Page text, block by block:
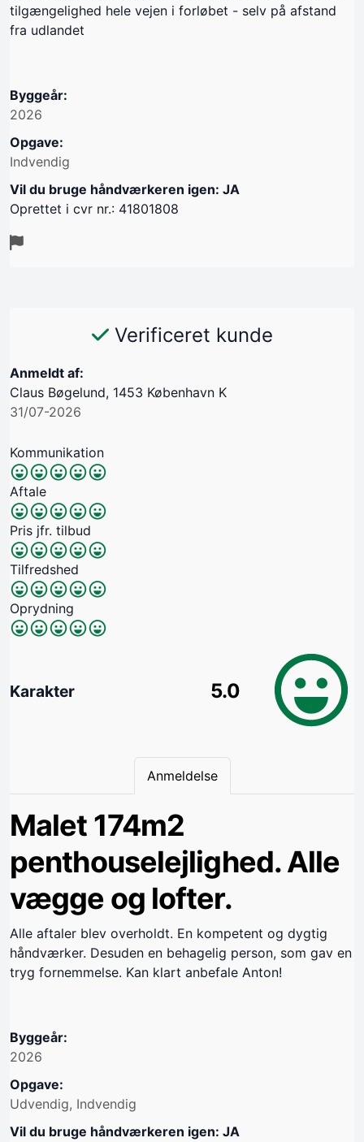
tilgængelighed hele vejen i forløbet - selv på afstand
fra udlandet
Byggeår:
2026
Opgave:
Indvendig
Vil du bruge håndværkeren igen: JA
Oprettet i cvr nr.: 41801808
Verificeret kunde
Anmeldt af:
Claus Bøgelund, 1453 København K
31/07-2026
Kommunikation
Aftale
Pris jfr. tilbud
Tilfredshed
Oprydning
Karakter 5.0
Anmeldelse
Malet 174m2
penthouselejlighed. Alle
vægge og lofter.
Alle aftaler blev overholdt. En kompetent og dygtig
håndværker. Desuden en behagelig person, som gav en
tryg fornemmelse. Kan klart anbefale Anton!
Byggeår:
2026
Opgave:
Udvendig, Indvendig
Vil du bruge håndværkeren igen: JA